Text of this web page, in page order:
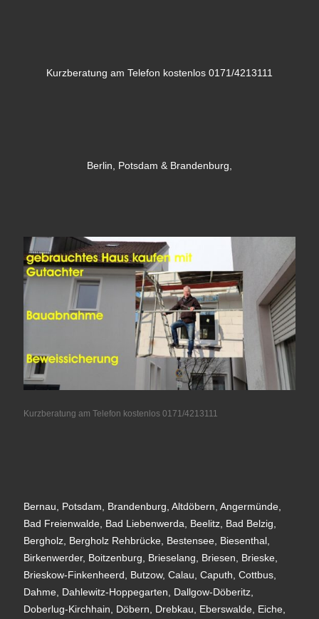
Kurzberatung am Telefon kostenlos 0171/4213111
Berlin, Potsdam & Brandenburg,
Kurzberatung am Telefon kostenlos 0171/4213111
Bernau, Potsdam, Brandenburg, Altdöbern, Angermünde,
Bad Freienwalde, Bad Liebenwerda, Beelitz, Bad Belzig,
Bergholz, Bergholz Rehbrücke, Bestensee, Biesenthal,
Birkenwerder, Boitzenburg, Brieselang, Briesen, Brieske,
Brieskow-Finkenheerd, Butzow, Calau, Caputh, Cottbus,
Dahme, Dahlewitz-Hoppegarten, Dallgow-Döberitz,
Doberlug-Kirchhain, Döbern, Drebkau, Eberswalde, Eiche,